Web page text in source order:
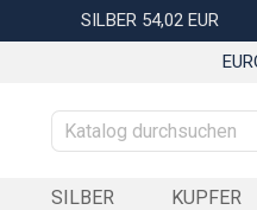
SILBER 54,02 EUR
SILBER KUPFER